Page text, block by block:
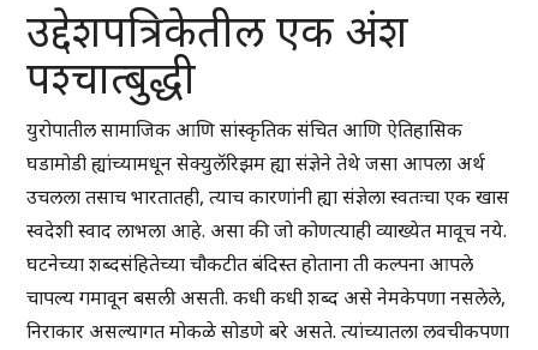
उद्देशपत्रिकेतील एक अंश
पश्चात्बुद्धी
युरोपातील सामाजिक आणि सांस्कृतिक संचित आणि ऐतिहासिक
घडामोडी ह्यांच्यामधून सेक्युलॅरिझम ह्या संज्ञेने तेथे जसा आपला अर्थ
उचलला तसाच भारतातही, त्याच कारणांनी ह्या संज्ञेला स्वतःचा एक खास
स्वदेशी स्वाद लाभला आहे. असा की जो कोणत्याही व्याख्येत मावूच नये.
घटनेच्या शब्दसंहितेच्या चौकटीत बंदिस्त होताना ती कल्पना आपले
चापल्य गमावून बसली असती. कधी कधी शब्द असे नेमकेपणा नसलेले,
निराकार असल्यागत मोकळे सोडणे बरे असते. त्यांच्यातला लवचीकपणा